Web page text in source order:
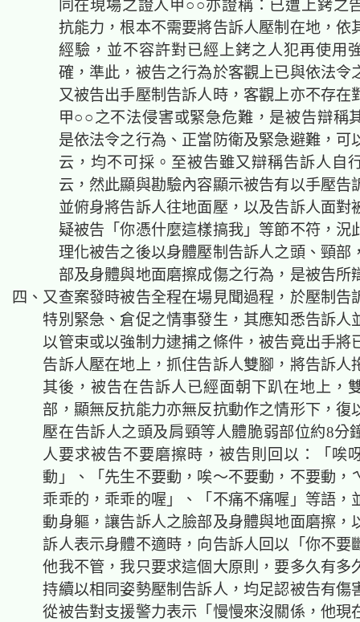
同在現場之證人甲○○亦證稱：已遭上銬之
抗能力，根本不需要將告訴人壓制在地，依
經驗，並不容許對已經上銬之人犯再使用
確，準此，被告之行為於客觀上已與依法令
又被告出手壓制告訴人時，客觀上亦不存在
甲○○之不法侵害或緊急危難，是被告辯稱
是依法令之行為、正當防衛及緊急避難，可
云，均不可採。至被告雖又辯稱告訴人自
云，然此顯與勘驗內容顯示被告有以手壓告
並俯身將告訴人往地面壓，以及告訴人面對
疑被告「你憑什麼這樣搞我」等節不符，況
理化被告之後以身體壓制告訴人之頭、頸部
部及身體與地面磨擦成傷之行為，是被告所
四、又查案發時被告全程在場見聞過程，於壓制告
特別緊急、倉促之情事發生，其應知悉告訴人
以管束或以強制力逮捕之條件，被告竟出手將
告訴人壓在地上，抓住告訴人雙腳，將告訴人
其後，被告在告訴人已經面朝下趴在地上，
部，顯無反抗能力亦無反抗動作之情形下，復
壓在告訴人之頭及肩頸等人體脆弱部位約8分
人要求被告不要磨擦時，被告則回以：「唉
動」、「先生不要動，唉～不要動，不要動，
乖乖的，乖乖的喔」、「不痛不痛喔」等語，
動身軀，讓告訴人之臉部及身體與地面磨擦，
訴人表示身體不適時，向告訴人回以「你不要
他我不管，我只要求這個大原則，要多久有多
持續以相同姿勢壓制告訴人，均足認被告有傷
從被告對支援警力表示「慢慢來沒關係，他現